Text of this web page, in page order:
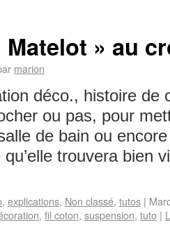
» au
marion
déco., histoire de
ou pas, pour
de bain ou
qu’elle trouvera bien
, explications, Non classé, tutos |
, fil coton, suspension, tuto |